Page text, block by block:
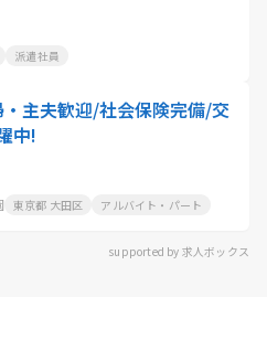
派遣社員
主夫歓迎/社会保険完備/交
中!
東京都 大田区 アルバイト・パート
supported by 求人ボックス